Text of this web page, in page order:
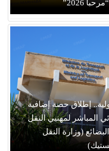
2026”
إطلاق حصة إضافية
المباشر لمهنيي النقل
(وزارة النقل